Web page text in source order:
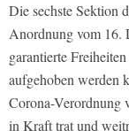
Die sechste Sektion
Anordnung vom 16.
garantierte
aufgehoben werden
Corona-Verordnung
in Kraft trat und